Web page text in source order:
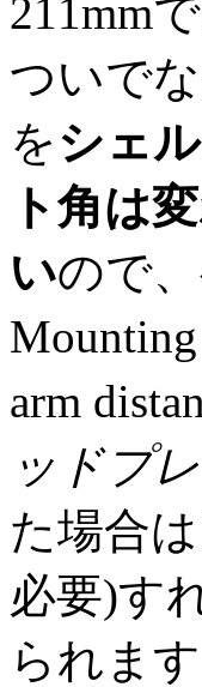
211mm
ついで
をシェ
ト角は
いので
arm
ッドプ
た場合
必要)す
られま